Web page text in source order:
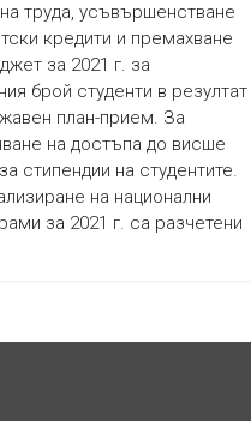
труда, усъвършенстване
кредити и премахване
за 2021 г. за
брой студенти в резултат
план-прием. За
на достъпа до висше
стипендии на студентите.
на национални
за 2021 г. са разчетени